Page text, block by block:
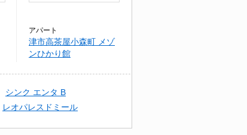
アパート
津市高茶屋小森町 メゾ
ンひかり館
シンク エンタ B
レオパレスドミール